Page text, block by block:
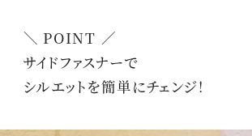
＼ POINT ／
サイドファスナーで
シルエットを簡単にチェンジ！